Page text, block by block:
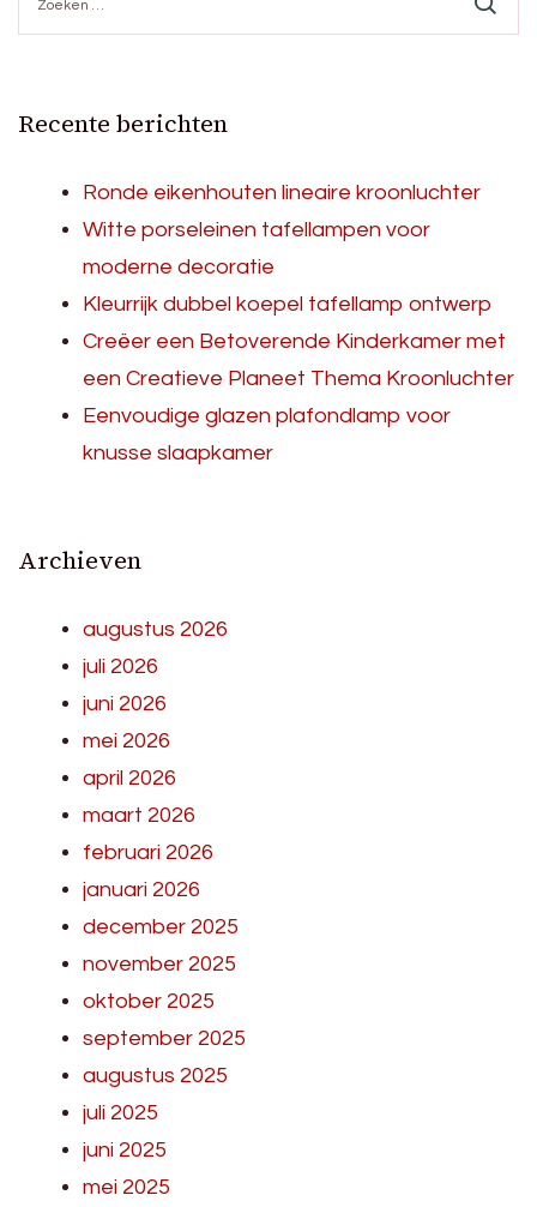
naar:
Recente berichten
Ronde eikenhouten lineaire kroonluchter
Witte porseleinen tafellampen voor
moderne decoratie
Kleurrijk dubbel koepel tafellamp ontwerp
Creëer een Betoverende Kinderkamer met
een Creatieve Planeet Thema Kroonluchter
Eenvoudige glazen plafondlamp voor
knusse slaapkamer
Archieven
augustus 2026
juli 2026
juni 2026
mei 2026
april 2026
maart 2026
februari 2026
januari 2026
december 2025
november 2025
oktober 2025
september 2025
augustus 2025
juli 2025
juni 2025
mei 2025